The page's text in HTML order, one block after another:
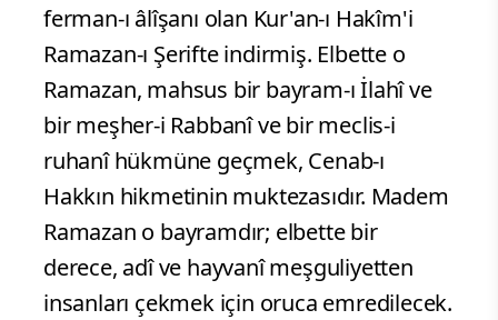
ferman-ı âlîşanı olan Kur'an-ı Hakîm'i
Ramazan-ı Şerifte indirmiş. Elbette o
Ramazan, mahsus bir bayram-ı İlahî ve
bir meşher-i Rabbanî ve bir meclis-i
ruhanî hükmüne geçmek, Cenab-ı
Hakkın hikmetinin muktezasıdır. Madem
Ramazan o bayramdır; elbette bir
derece, adî ve hayvanî meşguliyetten
insanları çekmek için oruca emredilecek.